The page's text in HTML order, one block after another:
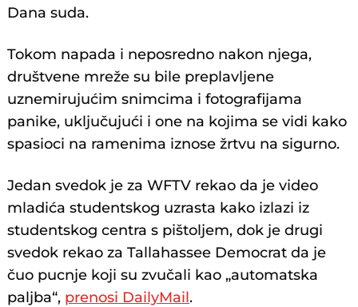
Dana suda.
Tokom napada i neposredno nakon njega,
društvene mreže su bile preplavljene
uznemirujućim snimcima i fotografijama
panike, uključujući i one na kojima se vidi kako
spasioci na ramenima iznose žrtvu na sigurno.
Jedan svedok je za WFTV rekao da je video
mladića studentskog uzrasta kako izlazi iz
studentskog centra s pištoljem, dok je drugi
svedok rekao za Tallahassee Democrat da je
čuo pucnje koji su zvučali kao „automatska
paljba“, prenosi DailyMail.